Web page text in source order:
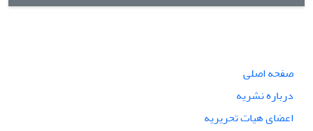
صفحه اصلی
درباره نشریه
اعضای هیات تحریریه